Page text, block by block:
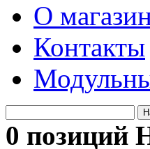
О
Контакты
0 позиций